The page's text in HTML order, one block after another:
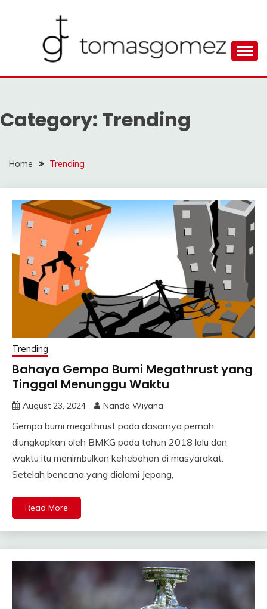
TOMAGOMEZ
Category: Trending
Home Trending
Trending
Bahaya Gempa Bumi Megathrust yang
Tinggal Menunggu Waktu
August 23, 2024 Nanda Wiyana
Gempa bumi megathrust pada dasarnya pernah
diungkapkan oleh BMKG pada tahun 2018 lalu dan
waktu itu menimbulkan kehebohan di masyarakat.
Setelah bencana yang dialami Jepang,
Read More